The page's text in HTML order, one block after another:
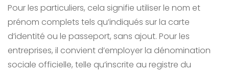
Pour les particuliers, cela signifie utiliser le nom et
prénom complets tels qu’indiqués sur la carte
d’identité ou le passeport, sans ajout. Pour les
entreprises, il convient d’employer la dénomination
sociale officielle, telle qu’inscrite au registre du